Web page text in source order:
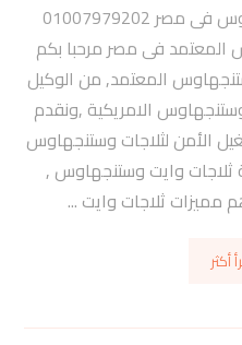
توكيل صيانة ثلاجات وستنجهاوس فى مصر 01007979202
المعتمد فى مصر مرحبا بكم
المعتمد, من الوكيل
الامريكية ,ونقدم
الأمن لثلاجات وستنجهاوس
وايت وستنجهاوس ,
مميزات ثلاجات وايت ...
أكثر